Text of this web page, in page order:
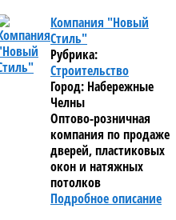
Компания "Новый
Стиль"
Рубрика:
Строительство
Город: Набережные
Челны
Оптово-розничная
компания по продаже
дверей, пластиковых
окон и натяжных
потолков
Подробное описание